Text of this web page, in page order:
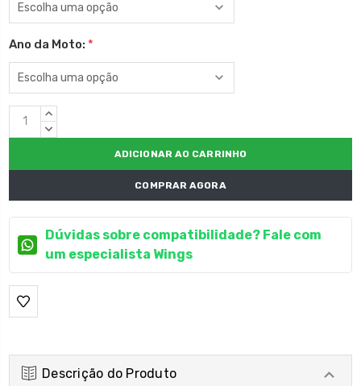
Ano da Moto: *
EstoqueQUANTIDADE
CRESCENTE:
QUANTIDADE
COMPRAR AGORA
Dúvidas sobre compatibilidade? Fale com
um especialista Wings
Descrição do Produto